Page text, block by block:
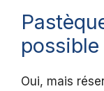
possible
Oui, mais